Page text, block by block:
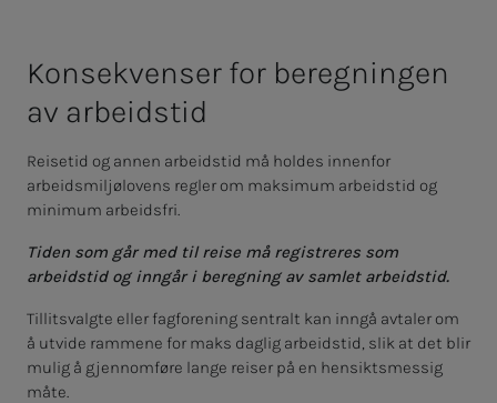
Kon­­­se­k­­ven­­­ser for be­reg­­­nin­­­gen
av ar­­­beids­­­­­tid
Reisetid og annen arbeidstid må holdes innenfor
arbeidsmiljølovens regler om maksimum arbeidstid og
minimum arbeidsfri.
Tiden som går med til reise må registreres som
arbeidstid og inngår i beregning av samlet arbeidstid.
Tillitsvalgte eller fagforening sentralt kan inngå avtaler om
å utvide rammene for maks daglig arbeidstid, slik at det blir
mulig å gjennomføre lange reiser på en hensiktsmessig
måte.